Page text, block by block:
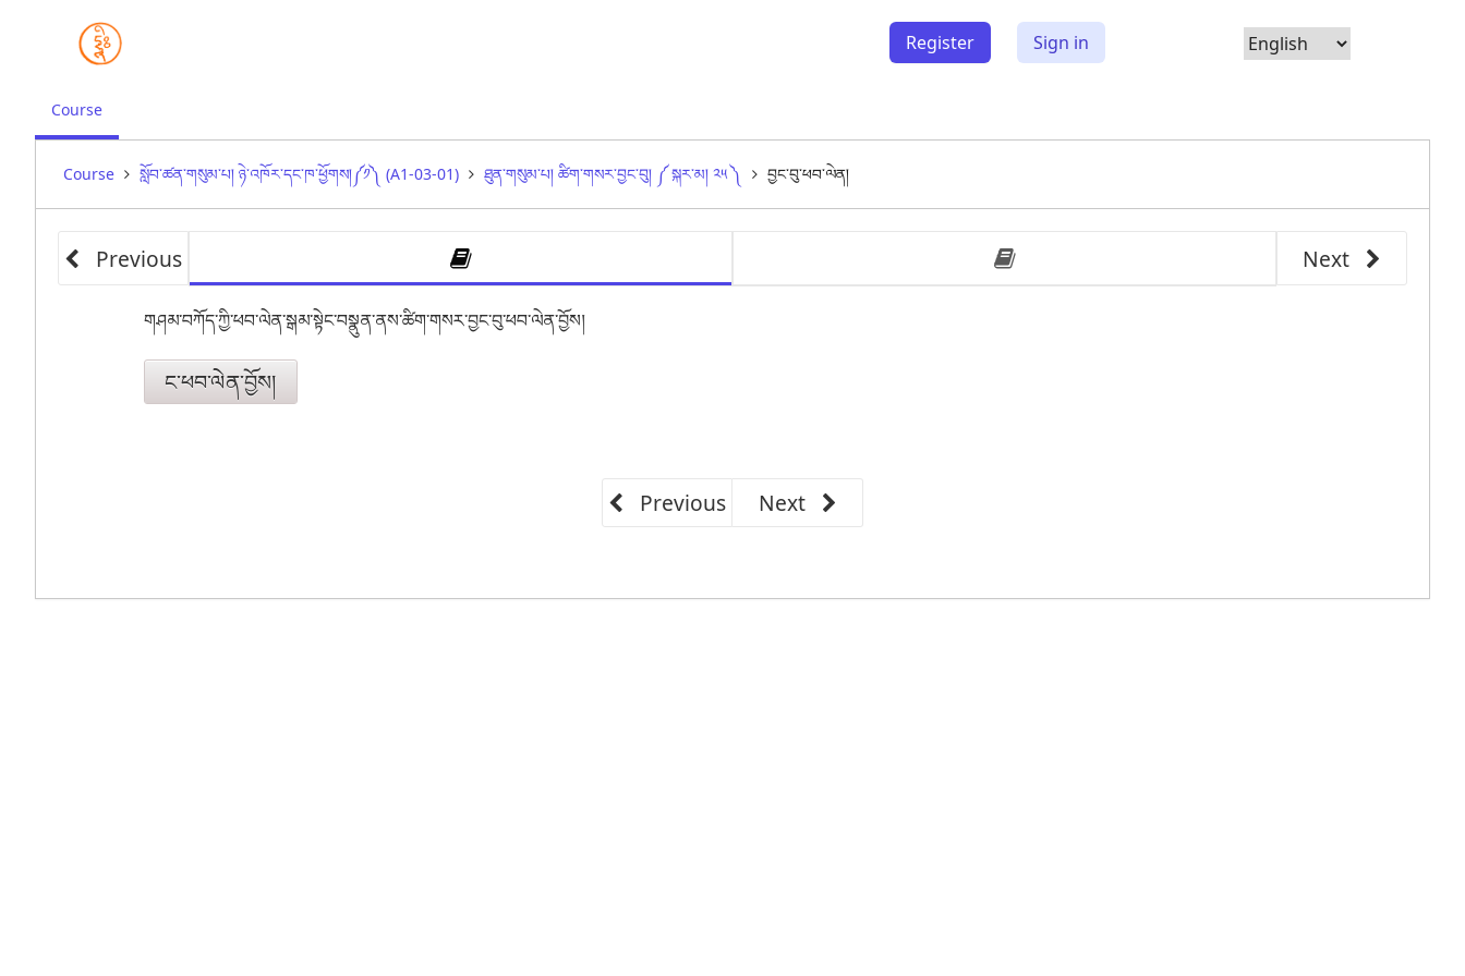
Register Sign in
Choose
Language
Course,
current
Course
སློབ་ཚན་གསུམ་པ། ཉེ་འཁོར་དང་ཁ་ཕྱོགས།༼༡༽ (A1-03-01) ཐུན་གསུམ་པ། ཚིག་གསར་བྱང་བུ། ༼ སྐར་མ། ༢༥ ༽ བྱང་བུ་ཕབ་ལེན།
Previous Next
གཤམ་བཀོད་ཀྱི་ཕབ་ལེན་སྒམ་སྟེང་བསྣུན་ནས་ཚིག་གསར་བྱང་བུ་ཕབ་ལེན་བྱོས།
ང་ཕབ་ལེན་བྱོས།
Previous Next